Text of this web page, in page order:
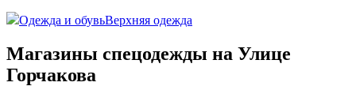
Одежда и обувьВерхняя одежда
Магазины спецодежды на Улице
Горчакова